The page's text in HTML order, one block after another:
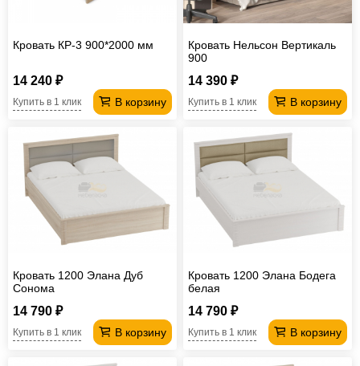
Кровать КР-3 900*2000 мм
14 240 ₽
В корзину
Купить в 1 клик
Кровать Нельсон Вертикаль
900
14 390 ₽
В корзину
Купить в 1 клик
Кровать 1200 Элана Дуб
Сонома
14 790 ₽
В корзину
Купить в 1 клик
Кровать 1200 Элана Бодега
белая
14 790 ₽
В корзину
Купить в 1 клик